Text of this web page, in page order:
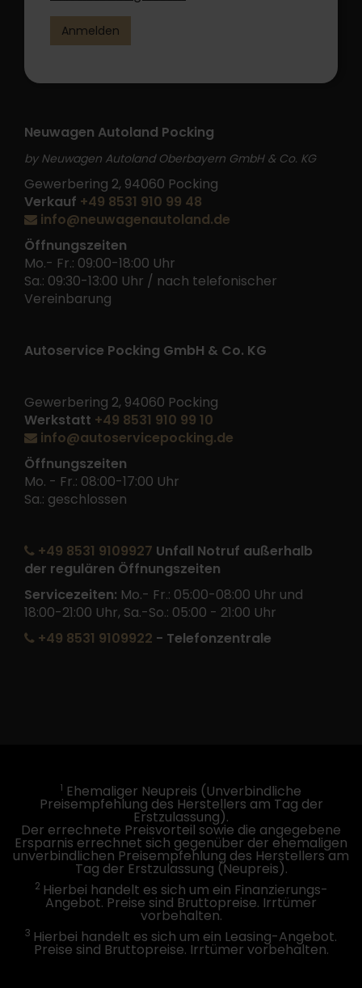
Anmelden
Neuwagen Autoland Pocking
by Neuwagen Autoland Oberbayern GmbH & Co. KG
Gewerbering 2, 94060 Pocking
Verkauf +49 8531 910 99 48
info@neuwagenautoland.de
Öffnungszeiten
Mo.- Fr.: 09:00-18:00 Uhr
Sa.: 09:30-13:00 Uhr / nach telefonischer
Vereinbarung
Autoservice Pocking GmbH & Co. KG
Gewerbering 2, 94060 Pocking
Werkstatt +49 8531 910 99 10
info@autoservicepocking.de
Öffnungszeiten
Mo. - Fr.: 08:00-17:00 Uhr
Sa.: geschlossen
+49 8531 9109927 Unfall Notruf außerhalb
der regulären Öffnungszeiten
Servicezeiten: Mo.- Fr.: 05:00-08:00 Uhr und
18:00-21:00 Uhr, Sa.-So.: 05:00 - 21:00 Uhr
+49 8531 9109922 - Telefonzentrale
1 Ehemaliger Neupreis (Unverbindliche
Preisempfehlung des Herstellers am Tag der
Erstzulassung).
Der errechnete Preisvorteil sowie die angegebene
Ersparnis errechnet sich gegenüber der ehemaligen
unverbindlichen Preisempfehlung des Herstellers am
Tag der Erstzulassung (Neupreis).
2 Hierbei handelt es sich um ein Finanzierungs-
Angebot. Preise sind Bruttopreise. Irrtümer
vorbehalten.
3 Hierbei handelt es sich um ein Leasing-Angebot.
Preise sind Bruttopreise. Irrtümer vorbehalten.